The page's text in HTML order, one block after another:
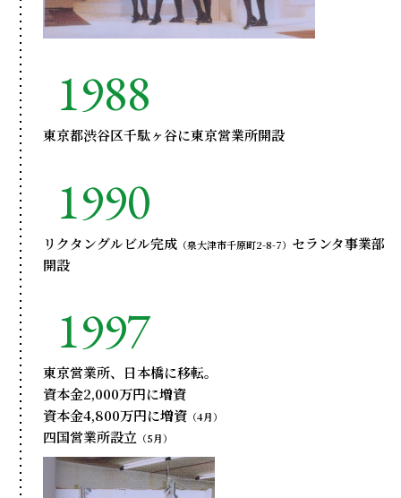
1988
東京都渋谷区千駄ヶ谷に東京営業所開設
1990
リクタングルビル完成 （泉大津市千原町2-8-7） セランタ事業部
開設
1997
東京営業所、日本橋に移転。
資本金2,000万円に増資
資本金4,800万円に増資 （4月）
四国営業所設立 （5月）